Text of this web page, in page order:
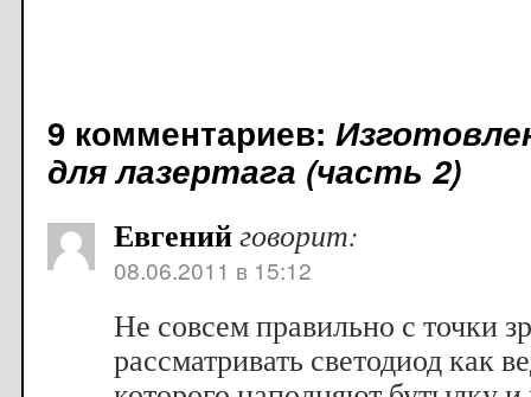
9 комментариев:
для лазертага (часть 2)
Евгенийговорит:
08.06.2011 в 15:12
Не совсем правильно с точки
рассматривать светодиод как